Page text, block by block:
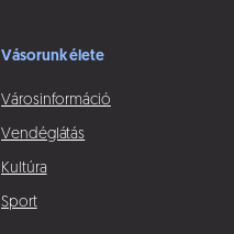
Vásorunk élete
Városinformáció
Vendéglátás
Kultúra
Sport